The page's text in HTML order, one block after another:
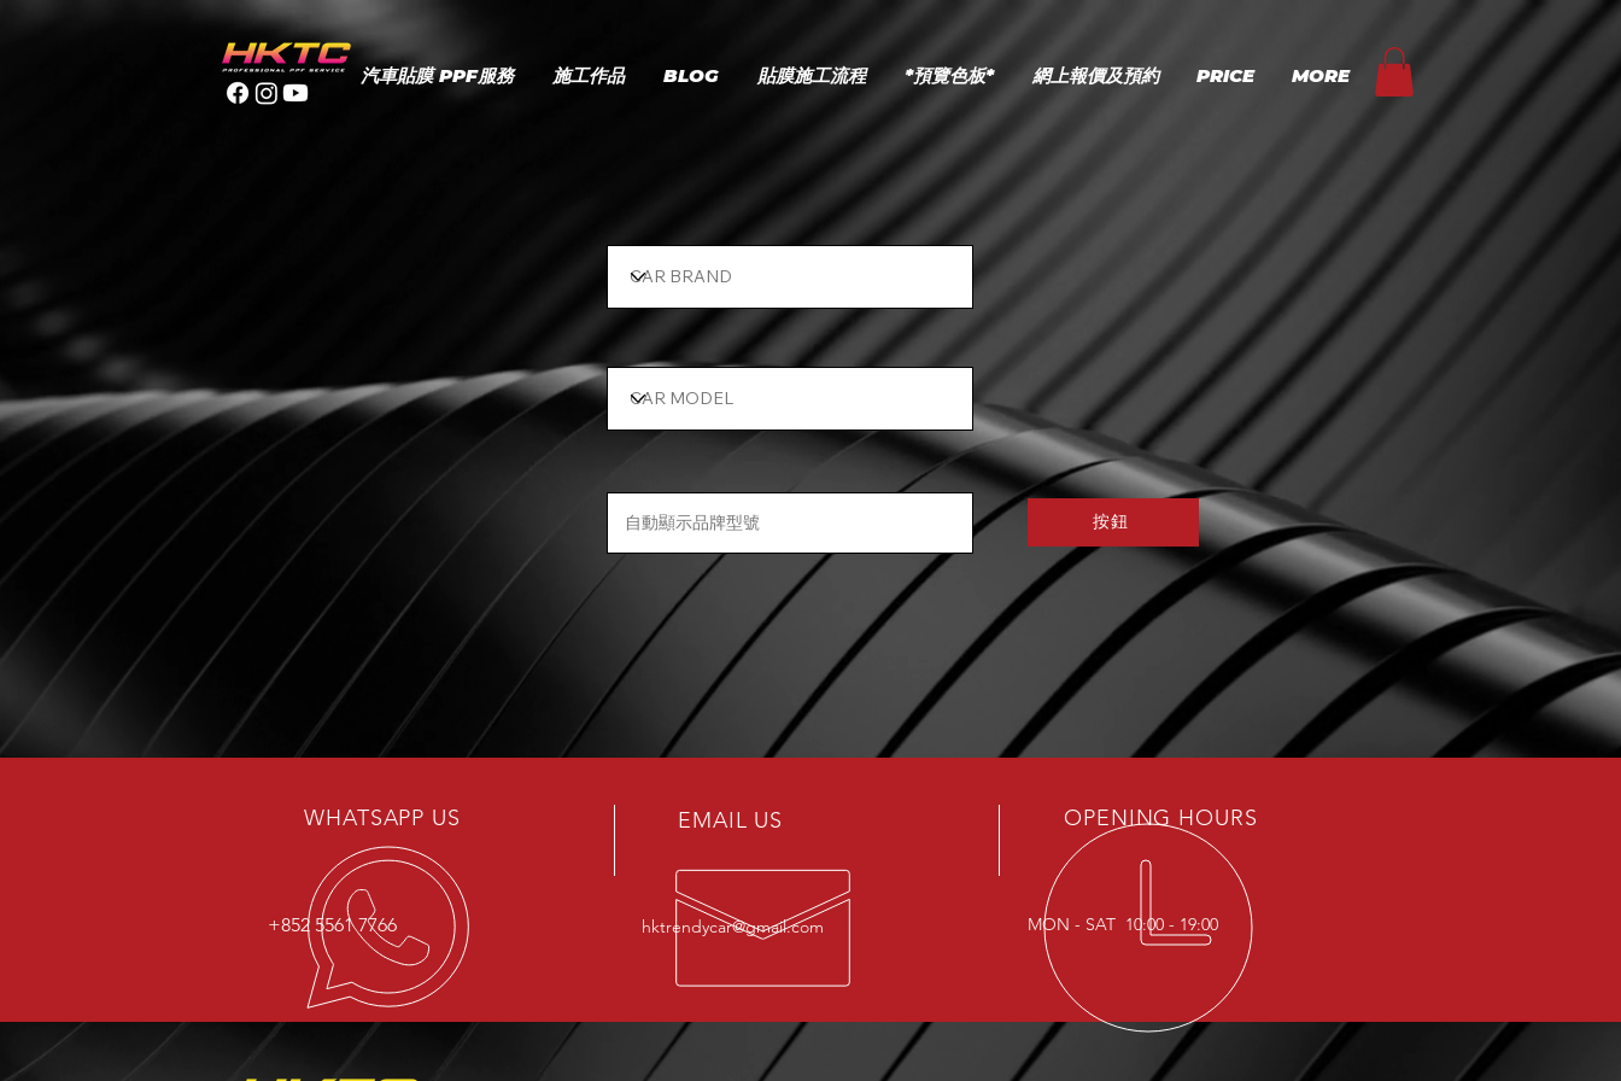
汽車貼膜 PPF服務 施工作品 BLOG 貼膜施工流程 *預覽色板* 網上報價及預約 PRICE MORE
按鈕
WHATSAPP US EMAIL US OPENING HOURS
+852 5561 7766 hktrendycar@gmail.com MON - SAT 10:00 - 19:00